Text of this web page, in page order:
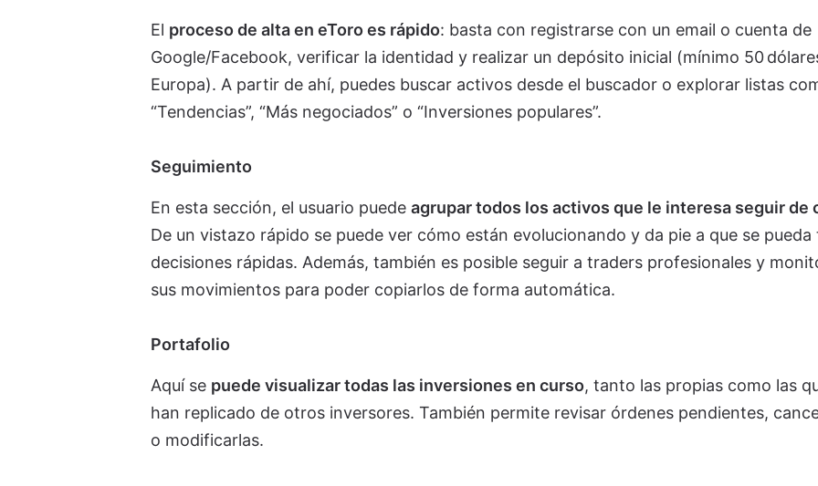
El proceso de alta en eToro es rápido: basta con registrarse con un email o cuenta de
Google/Facebook, verificar la identidad y realizar un depósito inicial (mínimo 50
Europa). A partir de ahí, puedes buscar activos desde el buscador o explorar listas
“Tendencias”, “Más negociados” o “Inversiones populares”.
Seguimiento
En esta sección, el usuario puede agrupar todos los activos que le interesa seguir de
De un vistazo rápido se puede ver cómo están evolucionando y da pie a que se pueda
decisiones rápidas. Además, también es posible seguir a traders profesionales y
sus movimientos para poder copiarlos de forma automática.
Portafolio
Aquí se puede visualizar todas las inversiones en curso, tanto las propias como las
han replicado de otros inversores. También permite revisar órdenes pendientes,
o modificarlas.